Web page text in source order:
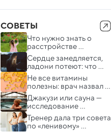
СОВЕТЫ
Что нужно знать о
расстройстве
аутистического
спектра
Сердце замедляется,
ладони потеют: что
делают с нами соцсети
Не все витамины
полезны: врач назвал
добавку, которую не
стоит принимать
Джакузи или сауна —
исследование
выяснило, что
полезнее
Тренер дала три совета
по «ленивому»